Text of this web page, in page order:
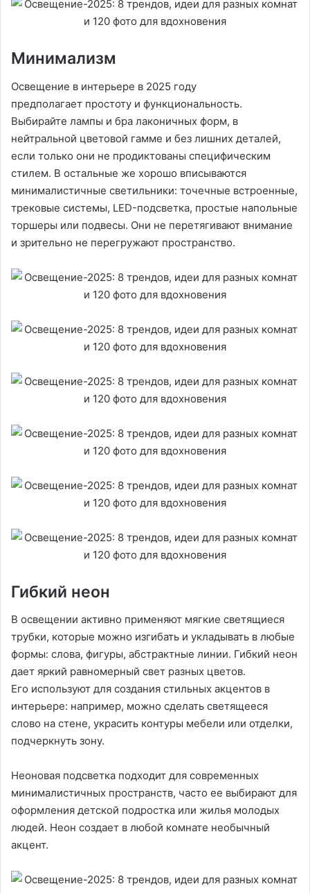
Минимализм
Освещение в интерьере в 2025 году
предполагает простоту и функциональность.
Выбирайте лампы и бра лаконичных форм, в
нейтральной цветовой гамме и без лишних деталей,
если только они не продиктованы специфическим
стилем. В остальные же хорошо вписываются
минималистичные светильники: точечные встроенные,
трековые системы, LED-подсветка, простые напольные
торшеры или подвесы. Они не перетягивают внимание
и зрительно не перегружают пространство.
Гибкий неон
В освещении активно применяют мягкие светящиеся
трубки, которые можно изгибать и укладывать в любые
формы: слова, фигуры, абстрактные линии. Гибкий неон
дает яркий равномерный свет разных цветов.
Его используют для создания стильных акцентов в
интерьере: например, можно сделать светящееся
слово на стене, украсить контуры мебели или отделки,
подчеркнуть зону.
Неоновая подсветка подходит для современных
минималистичных пространств, часто ее выбирают для
оформления детской подростка или жилья молодых
людей. Неон создает в любой комнате необычный
акцент.